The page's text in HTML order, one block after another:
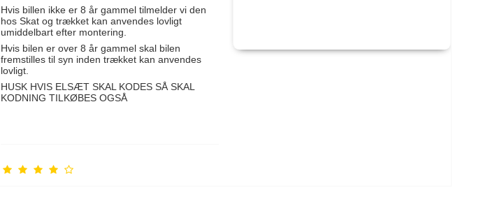
Hvis billen ikke er 8 år gammel tilmelder vi den
hos Skat og trækket kan anvendes lovligt
umiddelbart efter montering.
Hvis bilen er over 8 år gammel skal bilen
fremstilles til syn inden trækket kan anvendes
lovligt.
HUSK HVIS ELSÆT SKAL KODES SÅ SKAL
KODNING TILKØBES OGSÅ